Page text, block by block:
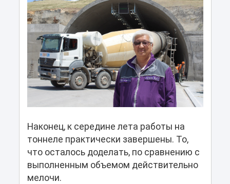
Наконец, к середине лета работы на
тоннеле практически завершены. То,
что осталось доделать, по сравнению с
выполненным объемом действительно
мелочи.